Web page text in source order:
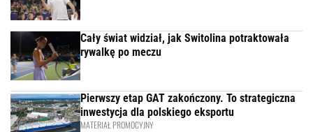
Cały świat widział, jak Switolina potraktowała
rywalkę po meczu
Pierwszy etap GAT zakończony. To strategiczna
inwestycja dla polskiego eksportu
MATERIAŁ PROMOCYJNY